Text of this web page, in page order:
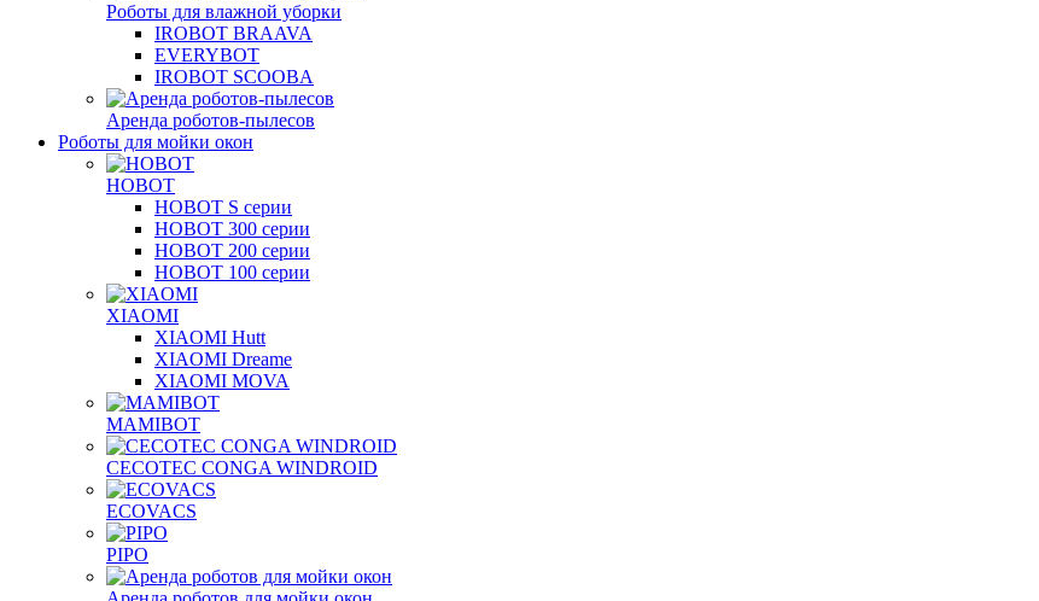
Роботы для влажной уборки
IROBOT BRAAVA
EVERYBOT
IROBOT SCOOBA
Аренда роботов-пылесов
Роботы для мойки окон
HOBOT
HOBOT S серии
HOBOT 300 серии
HOBOT 200 серии
HOBOT 100 серии
XIAOMI
XIAOMI Hutt
XIAOMI Dreame
XIAOMI MOVA
MAMIBOT
CECOTEC CONGA WINDROID
ECOVACS
PIPO